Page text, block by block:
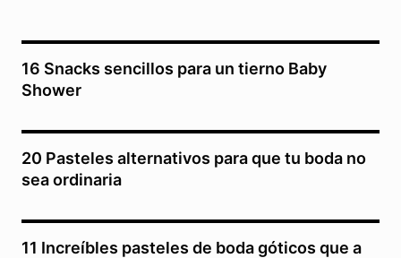
16 Snacks sencillos para un tierno Baby
Shower
20 Pasteles alternativos para que tu boda no
sea ordinaria
11 Increíbles pasteles de boda góticos que a